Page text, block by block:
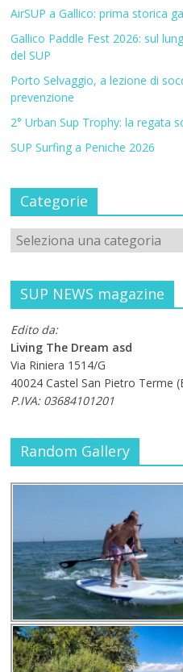
AirSUP a Gallico: prima storica
Gallico Paddle Fest 2026: sul
del SUP
Porto Selvaggio, a lezione di
prevenzione
2° Urban Sup Trophy: la regata
SUP Surfing a Peniche 2026
Categorie
SUP NEWS magazine
Edito da:
Living The Dream asd
Via Riniera 1514/G
40024 Castel San Pietro Terme
P.IVA: 03684101201
Random Gallery